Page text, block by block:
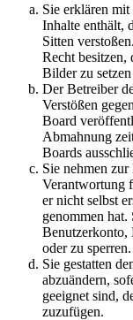
Sie erklären
Inhalte enthält,
Sitten
Recht
Bilder zu
Der Betreiber
Verstößen
Board
Abmahnung
Boards
Sie nehmen
Verantwortung
er nicht selbst
genommen hat.
Benutzerkonto,
oder zu sperren.
Sie gestatten
abzuändern,
geeignet sind,
zuzufügen.